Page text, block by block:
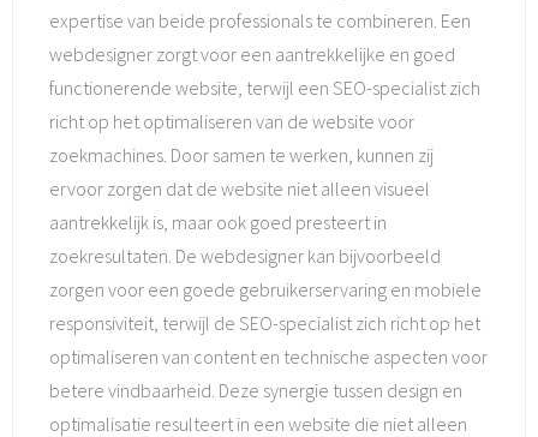
expertise van beide professionals te combineren. Een
webdesigner zorgt voor een aantrekkelijke en goed
functionerende website, terwijl een SEO-specialist zich
richt op het optimaliseren van de website voor
zoekmachines. Door samen te werken, kunnen zij
ervoor zorgen dat de website niet alleen visueel
aantrekkelijk is, maar ook goed presteert in
zoekresultaten. De webdesigner kan bijvoorbeeld
zorgen voor een goede gebruikerservaring en mobiele
responsiviteit, terwijl de SEO-specialist zich richt op het
optimaliseren van content en technische aspecten voor
betere vindbaarheid. Deze synergie tussen design en
optimalisatie resulteert in een website die niet alleen